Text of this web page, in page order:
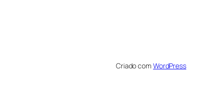
Criado com WordPress